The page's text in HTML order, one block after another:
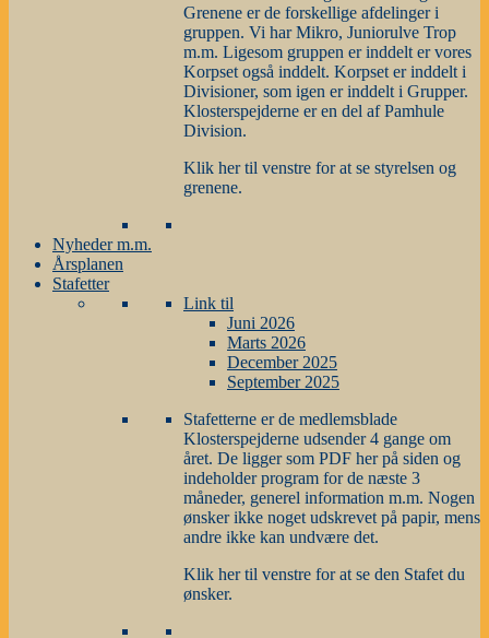
Grenene er de forskellige afdelinger i
gruppen. Vi har Mikro, Juniorulve Trop
m.m. Ligesom gruppen er inddelt er vores
Korpset også inddelt. Korpset er inddelt i
Divisioner, som igen er inddelt i Grupper.
Klosterspejderne er en del af Pamhule
Division.
Klik her til venstre for at se styrelsen og
grenene.
Nyheder m.m.
Årsplanen
Stafetter
Link til
Juni 2026
Marts 2026
December 2025
September 2025
Stafetterne er de medlemsblade
Klosterspejderne udsender 4 gange om
året. De ligger som PDF her på siden og
indeholder program for de næste 3
måneder, generel information m.m. Nogen
ønsker ikke noget udskrevet på papir, mens
andre ikke kan undvære det.
Klik her til venstre for at se den Stafet du
ønsker.